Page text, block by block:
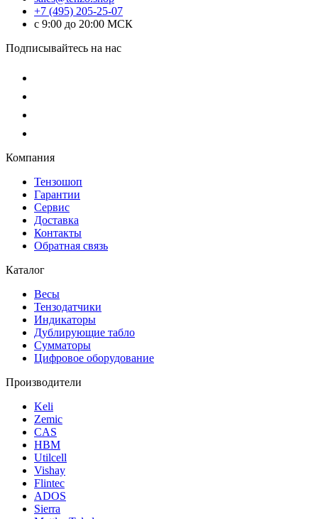
+7 (495) 205-25-07
с 9:00 до 20:00 МСК
Подписывайтесь на нас
Компания
Тензошоп
Гарантии
Сервис
Доставка
Контакты
Обратная связь
Каталог
Весы
Тензодатчики
Индикаторы
Дублирующие табло
Сумматоры
Цифровое оборудование
Производители
Keli
Zemic
CAS
HBM
Utilcell
Vishay
Flintec
ADOS
Sierra